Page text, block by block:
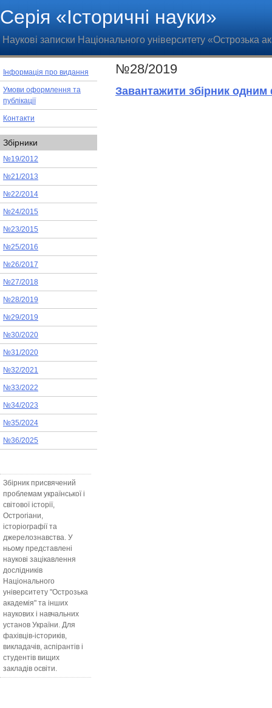
Серія «Історичні науки»
Наукові записки Національного університету «Острозька
Інформація про видання
Умови оформлення та
публікації
Контакти
Збірники
№19/2012
№21/2013
№22/2014
№24/2015
№23/2015
№25/2016
№26/2017
№27/2018
№28/2019
№29/2019
№30/2020
№31/2020
№32/2021
№33/2022
№34/2023
№35/2024
№36/2025
Збірник присвячений
проблемам української і
світової історії,
Острогіани,
історіографії та
джерелознавства. У
ньому представлені
наукові зацікавлення
дослідників
Національного
університету "Острозька
академія" та інших
наукових і навчальних
установ України. Для
фахівців-істориків,
викладачів, аспірантів і
студентів вищих
закладів освіти.
№28/2019
Завантажити збірник